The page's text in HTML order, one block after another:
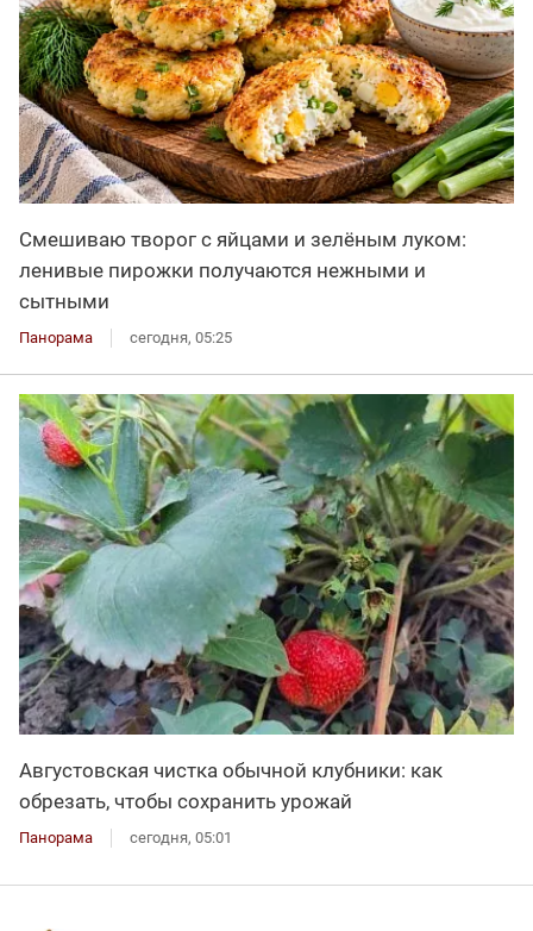
Смешиваю творог с яйцами и зелёным луком:
ленивые пирожки получаются нежными и
сытными
Панорама сегодня, 05:25
Августовская чистка обычной клубники: как
обрезать, чтобы сохранить урожай
Панорама сегодня, 05:01